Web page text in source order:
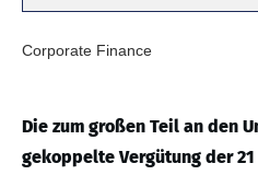
Corporate Finance
Die zum großen Teil an den
gekoppelte Vergütung der 21